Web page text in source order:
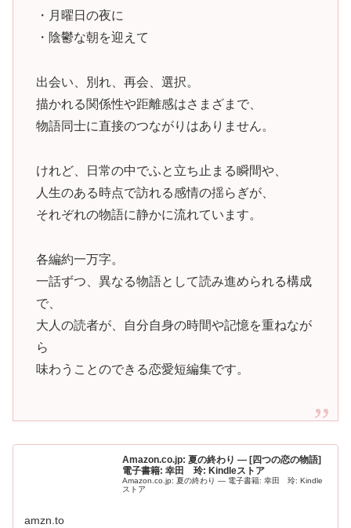
・月曜日の夜に
・陰鬱な朝を迎えて
出会い、別れ、再会、選択。
描かれる関係性や距離感はさまざまで、
物語同士に直接のつながりはありません。
けれど、日常の中でふと立ち止まる瞬間や、
人生のある時点で訪れる感情の揺らぎが、
それぞれの物語に静かに流れています。
各編約一万字。
一話ずつ、異なる物語として読み進められる構成
で、
大人の読者が、自分自身の時間や記憶を重ねなが
ら
味わうことのできる恋愛短編集です。
Amazon.co.jp: 夏の終わり ― [四つの恋の物語]
電子書籍: 幸田 玲: Kindleストア
Amazon.co.jp: 夏の終わり ― 電子書籍: 幸田 玲: Kindle
ストア
amzn.to